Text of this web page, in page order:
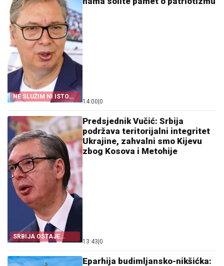
NE SLUŽIM NI ISTOKU
NI ZAPADU
14:00 0
SRBIJA OSTAJE
DOSLJEDNA POVELJI
Predsjednik Vučić: Srbija
podržava teritorijalni integritet
Ukrajine, zahvalni smo Kijevu
zbog Kosova i Metohije
13:43 0
Eparhija budimljansko-nikšićka: